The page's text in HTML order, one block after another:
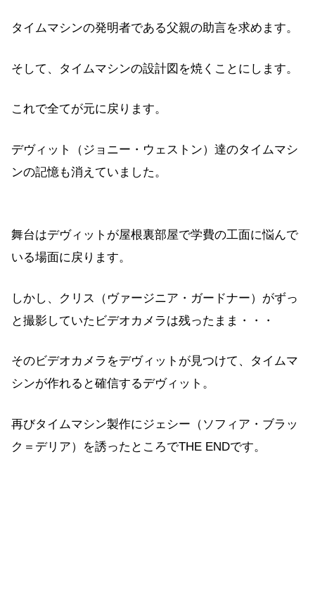
タイムマシンの発明者である父親の助言を求めます。
そして、タイムマシンの設計図を焼くことにします。
これで全てが元に戻ります。
デヴィット（ジョニー・ウェストン）達のタイムマシ
ンの記憶も消えていました。
舞台はデヴィットが屋根裏部屋で学費の工面に悩んで
いる場面に戻ります。
しかし、クリス（ヴァージニア・ガードナー）がずっ
と撮影していたビデオカメラは残ったまま・・・
そのビデオカメラをデヴィットが見つけて、タイムマ
シンが作れると確信するデヴィット。
再びタイムマシン製作にジェシー（ソフィア・ブラッ
ク＝デリア）を誘ったところでTHE ENDです。